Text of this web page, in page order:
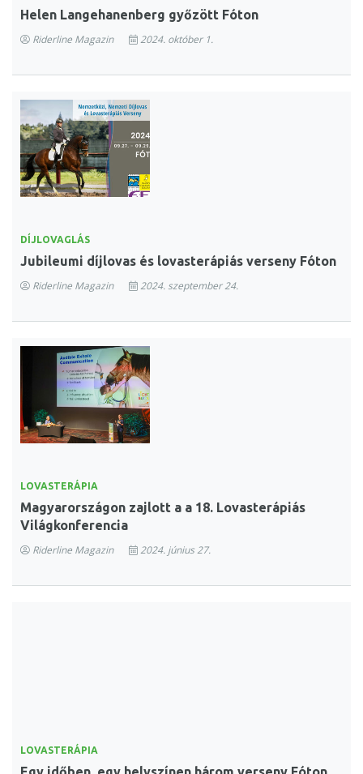
Helen Langehanenberg győzött Fóton
Riderline Magazin 2024. október 1.
DÍJLOVAGLÁS
Jubileumi díjlovas és lovasterápiás verseny Fóton
Riderline Magazin 2024. szeptember 24.
LOVASTERÁPIA
Magyarországon zajlott a a 18. Lovasterápiás
Világkonferencia
Riderline Magazin 2024. június 27.
LOVASTERÁPIA